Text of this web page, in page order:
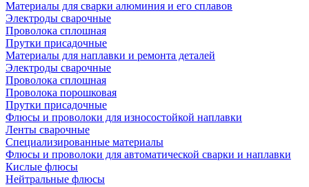
Материалы для сварки алюминия и его сплавов
Электроды сварочные
Проволока сплошная
Прутки присадочные
Материалы для наплавки и ремонта деталей
Электроды сварочные
Проволока сплошная
Проволока порошковая
Прутки присадочные
Флюсы и проволоки для износостойкой наплавки
Ленты сварочные
Специализированные материалы
Флюсы и проволоки для автоматической сварки и наплавки
Кислые флюсы
Нейтральные флюсы